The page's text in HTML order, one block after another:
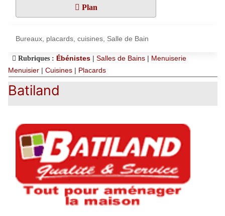
Plan
Bureaux, placards, cuisines, Salle de Bain
Rubriques : Ébénistes | Salles de Bains | Menuiserie
Menuisier | Cuisines | Placards
Batiland